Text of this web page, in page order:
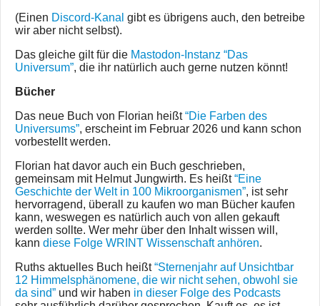
(Einen Discord-Kanal gibt es übrigens auch, den betreibe
wir aber nicht selbst).
Das gleiche gilt für die Mastodon-Instanz “Das
Universum”, die ihr natürlich auch gerne nutzen könnt!
Bücher
Das neue Buch von Florian heißt“Die Farben des
Universums”, erscheint im Februar 2026 und kann schon
vorbestellt werden.
Florian hat davor auch ein Buch geschrieben,
gemeinsam mit Helmut Jungwirth. Es heißt“Eine
Geschichte der Welt in 100 Mikroorganismen”, ist sehr
hervorragend, überall zu kaufen wo man Bücher kaufen
kann, weswegen es natürlich auch von allen gekauft
werden sollte. Wer mehr über den Inhalt wissen will,
kann diese Folge WRINT Wissenschaft anhören.
Ruths aktuelles Buch heißt“Sternenjahr auf Unsichtbar
12 Himmelsphänomene, die wir nicht sehen, obwohl sie
da sind” und wir haben in dieser Folge des Podcasts